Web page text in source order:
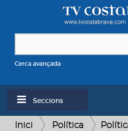
Cerca avançada
Seccions
Inici Política